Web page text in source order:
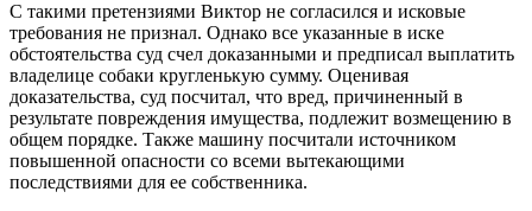
С такими претензиями Виктор не согласился и исковые
требования не признал. Однако все указанные в иске
обстоятельства суд счел доказанными и предписал выплатить
владелице собаки кругленькую сумму. Оценивая
доказательства, суд посчитал, что вред, причиненный в
результате повреждения имущества, подлежит возмещению в
общем порядке. Также машину посчитали источником
повышенной опасности со всеми вытекающими
последствиями для ее собственника.